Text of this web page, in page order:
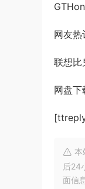
网友热
联想比
网盘下
本
后24
面信